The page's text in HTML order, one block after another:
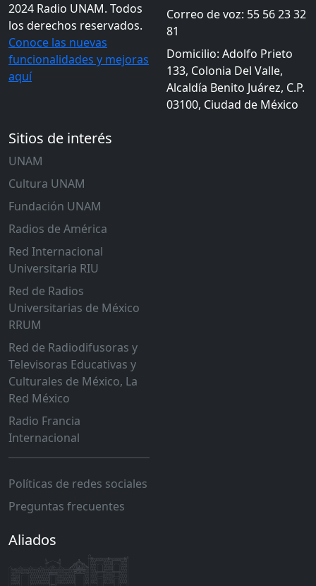
2024 Radio UNAM. Todos
los derechos reservados.
Conoce las nuevas
funcionalidades y mejoras
aquí
Correo de voz: 55 56 23 32
81
Domicilio: Adolfo Prieto
133, Colonia Del Valle,
Alcaldía Benito Juárez, C.P.
03100, Ciudad de México
Sitios de interés
UNAM
Cultura UNAM
Fundación UNAM
Radios de América
Red Internacional
Universitaria RIU
Red de Radios
Universitarias de México
RRUM
Red de Radiodifusoras y
Televisoras Educativas y
Culturales de México, La
Red México
Radio Francia
Internacional
Políticas de redes sociales
Preguntas frecuentes
Aliados